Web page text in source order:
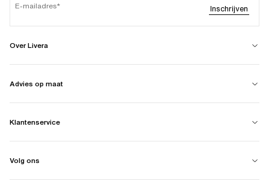
E-mailadres Inschrijven
Over Livera
Advies op maat
Klantenservice
Volg ons